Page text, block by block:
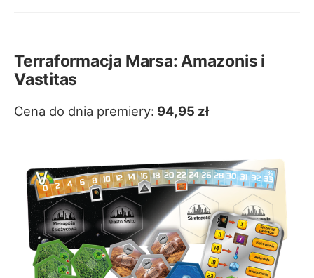
Terraformacja Marsa: Amazonis i
Vastitas
Cena do dnia premiery: 94,95 zł